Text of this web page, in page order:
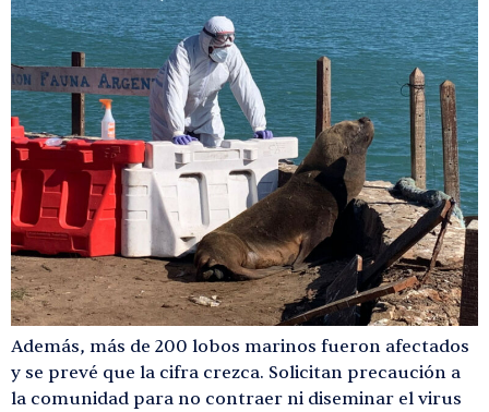
Además, más de 200 lobos marinos fueron afectados
y se prevé que la cifra crezca. Solicitan precaución a
la comunidad para no contraer ni diseminar el virus